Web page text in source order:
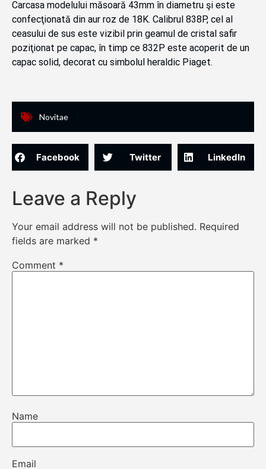
Carcasa modelului măsoară 43mm în diametru şi este
confecţionată din aur roz de 18K. Calibrul 838P, cel al
ceasului de sus este vizibil prin geamul de cristal safir
poziţionat pe capac, în timp ce 832P este acoperit de un
capac solid, decorat cu simbolul heraldic Piaget.
Novitae
Facebook Twitter LinkedIn
Leave a Reply
Your email address will not be published. Required
fields are marked *
Comment *
Name
Email